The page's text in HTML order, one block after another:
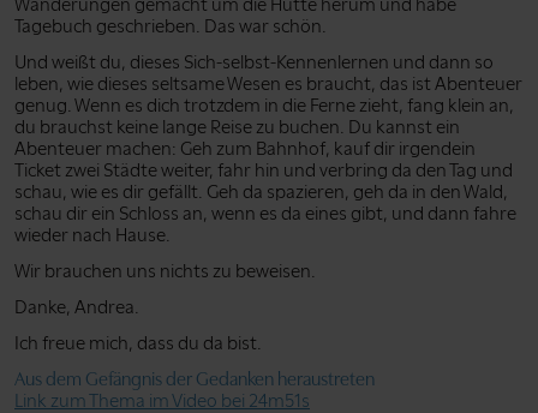
Tagebuch geschrieben. Das war schön.
Und weißt du, dieses Sich-selbst-Kennenlernen und dann so
leben, wie dieses seltsame Wesen es braucht, das ist Abenteuer
genug. Wenn es dich trotzdem in die Ferne zieht, fang klein an,
du brauchst keine lange Reise zu buchen. Du kannst ein
Abenteuer machen: Geh zum Bahnhof, kauf dir irgendein
Ticket zwei Städte weiter, fahr hin und verbring da den Tag und
schau, wie es dir gefällt. Geh da spazieren, geh da in den Wald,
schau dir ein Schloss an, wenn es da eines gibt, und dann fahre
wieder nach Hause.
Wir brauchen uns nichts zu beweisen.
Danke, Andrea.
Ich freue mich, dass du da bist.
Aus dem Gefängnis der Gedanken heraustreten
Link zum Thema im Video bei 24m51s